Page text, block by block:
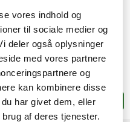
vores indhold og
til sociale medier og
deler også oplysninger
med vores partnere
og
kan kombinere disse
har givet dem, eller
af deres tjenester.
10.754,-SEK
Lägg i korgen